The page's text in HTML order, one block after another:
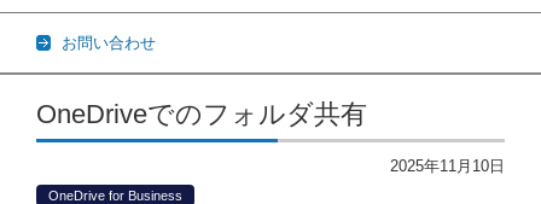
お問い合わせ
コンテンツに移動
OneDriveでのフォルダ共有
2025年11月10日
OneDrive for Business